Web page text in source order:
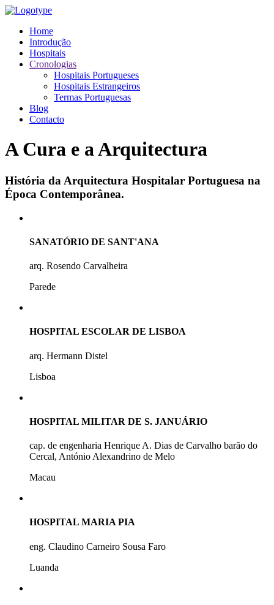
Home
Introdução
Hospitais
Cronologias
Hospitais Portugueses
Hospitais Estrangeiros
Termas Portuguesas
Blog
Contacto
A Cura e a Arquitectura
História da Arquitectura Hospitalar Portuguesa na
Época Contemporânea.
SANATÓRIO DE SANT'ANA
arq. Rosendo Carvalheira
Parede
HOSPITAL ESCOLAR DE LISBOA
arq. Hermann Distel
Lisboa
HOSPITAL MILITAR DE S. JANUÁRIO
cap. de engenharia Henrique A. Dias de Carvalho barão do
Cercal, António Alexandrino de Melo
Macau
HOSPITAL MARIA PIA
eng. Claudino Carneiro Sousa Faro
Luanda